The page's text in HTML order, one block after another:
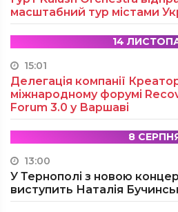
масштабний тур містами
14
15:01
Делегація компанії
міжнародному форумі
Forum 3.0 у Варшаві
8
13:00
У Тернополі з новою
виступить Наталія